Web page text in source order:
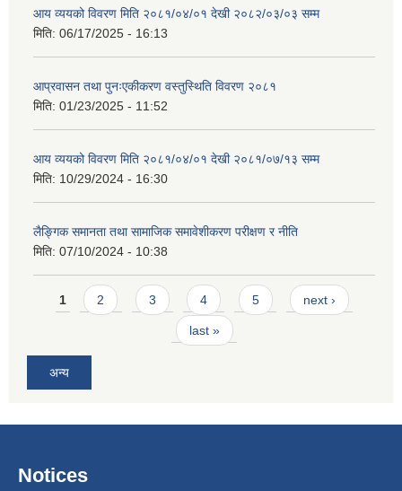
आय व्ययको विवरण मिति २०८१/०४/०१ देखी २०८२/०३/०३ सम्म
मिति: 06/17/2025 - 16:13
आप्रवासन तथा पुनःएकीकरण वस्तुस्थिति विवरण २०८१
मिति: 01/23/2025 - 11:52
आय व्ययको विवरण मिति २०८१/०४/०१ देखी २०८१/०७/१३ सम्म
मिति: 10/29/2024 - 16:30
लैङ्गिक समानता तथा सामाजिक समावेशीकरण परीक्षण र नीति
मिति: 07/10/2024 - 10:38
Pages
1 2 3 4 5 next ›
last »
अन्य
Notices